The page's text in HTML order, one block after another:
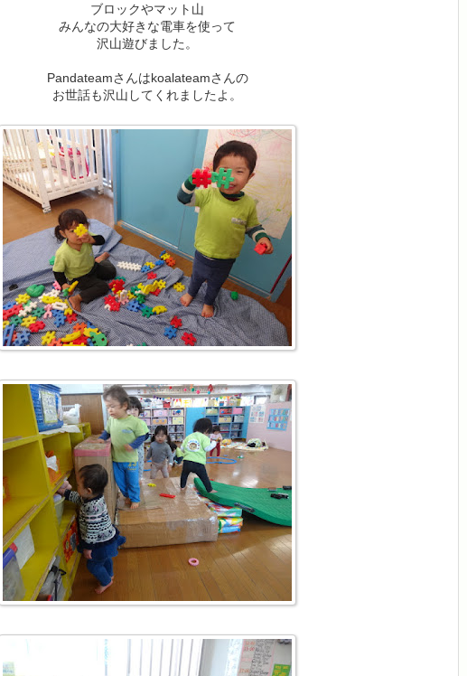
ブロックやマット山
みんなの大好きな電車を使って
沢山遊びました。
Pandateamさんはkoalateamさんの
お世話も沢山してくれましたよ。